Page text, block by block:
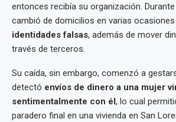
entonces recibía su organización.
cambió de domicilios en varias
identidades falsas, además de mover
través de terceros.
Su caída, sin embargo, comenzó a
detectó envíos de dinero a una mujer
sentimentalmente con él , lo cual
paradero final en una vivienda en San